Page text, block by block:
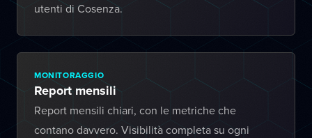
utenti di Cosenza.
MONITORAGGIO
Report mensili
Report mensili chiari, con le metriche che
contano davvero. Visibilità completa su ogni